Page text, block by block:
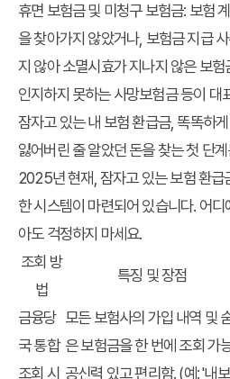
휴면 보험금 및 미청구 보험금: 보험
을 찾아가지 않았거나, 보험금 지급
지 않아 소멸시효가 지나지 않은 보험
인지하지 못하는 사망보험금 등이 대
잠자고 있는 내 보험 환급금, 똑똑하
잃어버린 줄 알았던 돈을 찾는 첫 단
2025년 현재, 잠자고 있는보험 환급
한 시스템이 마련되어 있습니다. 어
아도 걱정하지 마세요.
조회 방
법
특징 및 장점
금융당
국 통합
조회 시
모든 보험사의 가입 내역 및
은 보험금을 한 번에 조회 가
공신력 있고 편리함. (예: '내보